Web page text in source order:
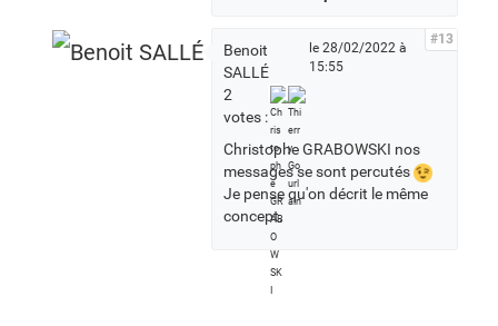
Benoit
SALLÉ
2
votes :
le 28/02/2022 à
15:55
#13
Christophe GRABOWSKI nos
messages se sont percutés
Je pense qu'on décrit le même
concept.